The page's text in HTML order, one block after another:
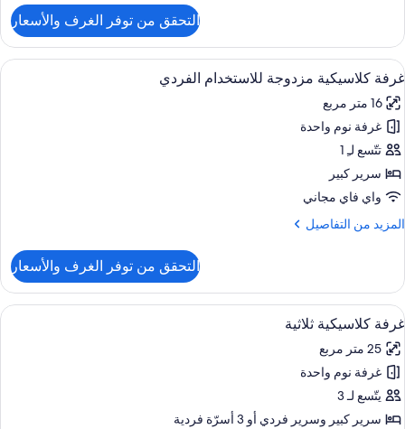
غرفة
كلاسيكية
مزدوجة
بسريرين
منفصلين
التحقق من توفر الغرف والأسعار
استعراض
جميع
صور
غرفة
كلاسيكية
مزدوجة
للاستخدام
الفردي
ألحفة محشوة بالريش وميني بار وخزنة
5
غرفة كلاسيكية مزدوجة للاستخدام الفردي
16 متر مربع
غرفة نوم واحدة
تتّسع لـِ 1
سرير كبير
واي فاي مجاني
المزيد من التفاصيل
المزيد
غرفة
كلاسيكية
مزدوجة
للاستخدام
الفردي
التحقق من توفر الغرف والأسعار
استعراض
جميع
صور
غرفة
كلاسيكية
ثلاثية
ألحفة محشوة بالريش وميني بار وخزنة
6
غرفة كلاسيكية ثلاثية
25 متر مربع
غرفة نوم واحدة
يتّسع لـ 3
سرير كبير‫‬ وسرير فردي‫‬ أو 3 أسرّة فردية